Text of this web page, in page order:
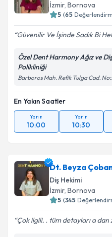
İzmir, Bornova
5 (65
Güvenilir Ve İşinde Sadık Bi
Özel Dent Harmony Ağız ve Diş
Polikliniği
Barboros Mah. Refik Tulga Cad.
En Yakın Saatler
Yarın
10:00
Yarın
10:30
Dt. Beyza
Diş Hekimi
İzmir, Bornova
5 (345
Çok ilgili. . tüm detayları a dan